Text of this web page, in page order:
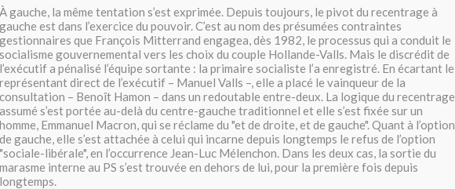
À gauche, la même tentation s’est exprimée. Depuis toujours, le pivot du recentrage à
gauche est dans l’exercice du pouvoir. C’est au nom des présumées contraintes
gestionnaires que François Mitterrand engagea, dès 1982, le processus qui a conduit le
socialisme gouvernemental vers les choix du couple Hollande-Valls. Mais le discrédit de
l’exécutif a pénalisé l’équipe sortante : la primaire socialiste l’a enregistré. En écartant le
représentant direct de l’exécutif – Manuel Valls –, elle a placé le vainqueur de la
consultation – Benoît Hamon – dans un redoutable entre-deux. La logique du recentrage
assumé s’est portée au-delà du centre-gauche traditionnel et elle s’est fixée sur un
homme, Emmanuel Macron, qui se réclame du "et de droite, et de gauche". Quant à l’option
de gauche, elle s’est attachée à celui qui incarne depuis longtemps le refus de l’option
"sociale-libérale", en l’occurrence Jean-Luc Mélenchon. Dans les deux cas, la sortie du
marasme interne au PS s’est trouvée en dehors de lui, pour la première fois depuis
longtemps.